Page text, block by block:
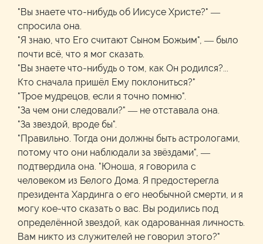
"Вы знаете что-нибудь об Иисусе Христе?" —
спросила она.
"Я знаю, что Его считают Сыном Божьим", — было
почти всё, что я мог сказать.
"Вы знаете что-нибудь о том, как Он родился?...
Кто сначала пришёл Ему поклониться?"
"Трое мудрецов, если я точно помню".
"За чем они следовали?" — не отставала она.
"За звездой, вроде бы".
"Правильно. Тогда они должны быть астрологами,
потому что они наблюдали за звёздами", —
подтвердила она. "Юноша, я говорила с
человеком из Белого Дома. Я предостерегла
президента Хардинга о его необычной смерти, и я
могу кое-что сказать о вас. Вы родились под
определённой звездой, как одарованная личность.
Вам никто из служителей не говорил этого?"